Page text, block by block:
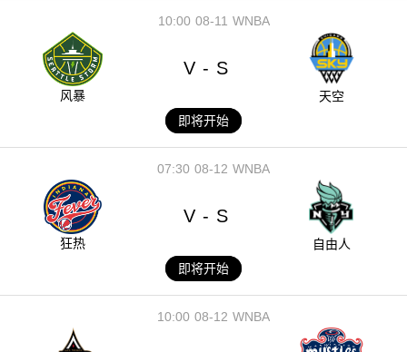
08-11
10:00 WNBA
风暴
V - S
天空
即将开始
08-12
07:30 WNBA
狂热
V - S
自由人
即将开始
08-12
10:00 WNBA